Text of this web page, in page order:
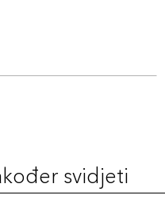
svidjeti